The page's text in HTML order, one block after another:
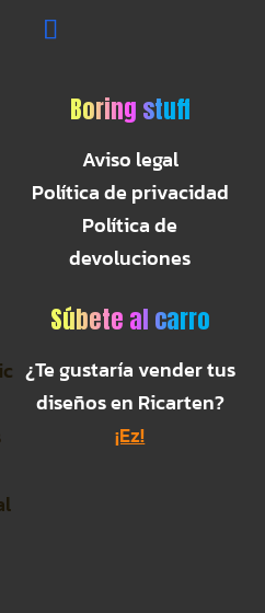
Boring stuff
Aviso legal
Política de privacidad
Política de
devoluciones
Súbete al carro
¿Te gustaría vender tus
diseños en Ricarten?
¡Ez!